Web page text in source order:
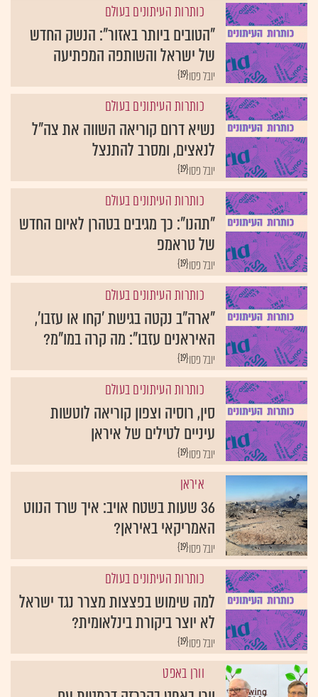
כותרות העיתונים בעולם
"הטובים ביותר באזור": הנשק החדש
של ישראל והשותפה המפתיעה
{19}יובל פסו
כותרות העיתונים בעולם
נשיא דרום קוריאה השווה את צה"ל
לנאצים, ומסרב להתנצל
{19}יובל פסו
כותרות העיתונים בעולם
"תהנו": כך מגיבים בטהרן לאיום החדש
של טראמפ
{19}יובל פסו
כותרות העיתונים בעולם
"ארה"ב נקטה בגישת 'קחו או עזבו',
האיראנים עזבו": מה קרה במו"מ?
{19}יובל פסו
כותרות העיתונים בעולם
סין, רוסיה וצפון קוריאה לוטשות
עיניים לטילים של איראן
{19}יובל פסו
איראן
36 שעות בשטח אויב: איך שרד הנווט
האמריקאי באיראן?
{19}יובל פסו
כותרות העיתונים בעולם
למה שימוש בפצצות מצרר נגד ישראל
לא יוצר ביקורת בינלאומית?
{19}יובל פסו
וורן באפט